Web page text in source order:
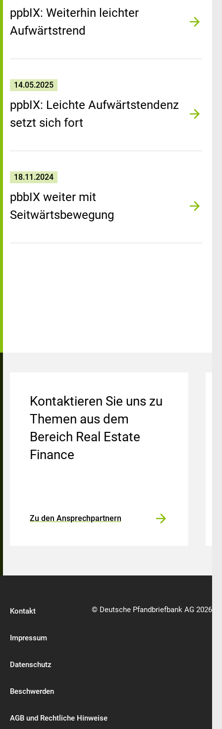
ppbIX: Weiterhin leichter
Aufwärtstrend
14.05.2025
ppbIX: Leichte Aufwärtstendenz
setzt sich fort
18.11.2024
pbbIX weiter mit
Seitwärtsbewegung
Kontaktieren Sie uns zu
Themen aus dem
Bereich Real Estate
Finance
Zu den Ansprechpartnern
Kontakt
Impressum
Datenschutz
Beschwerden
AGB und Rechtliche Hinweise
© Deutsche Pfandbriefbank AG 2026